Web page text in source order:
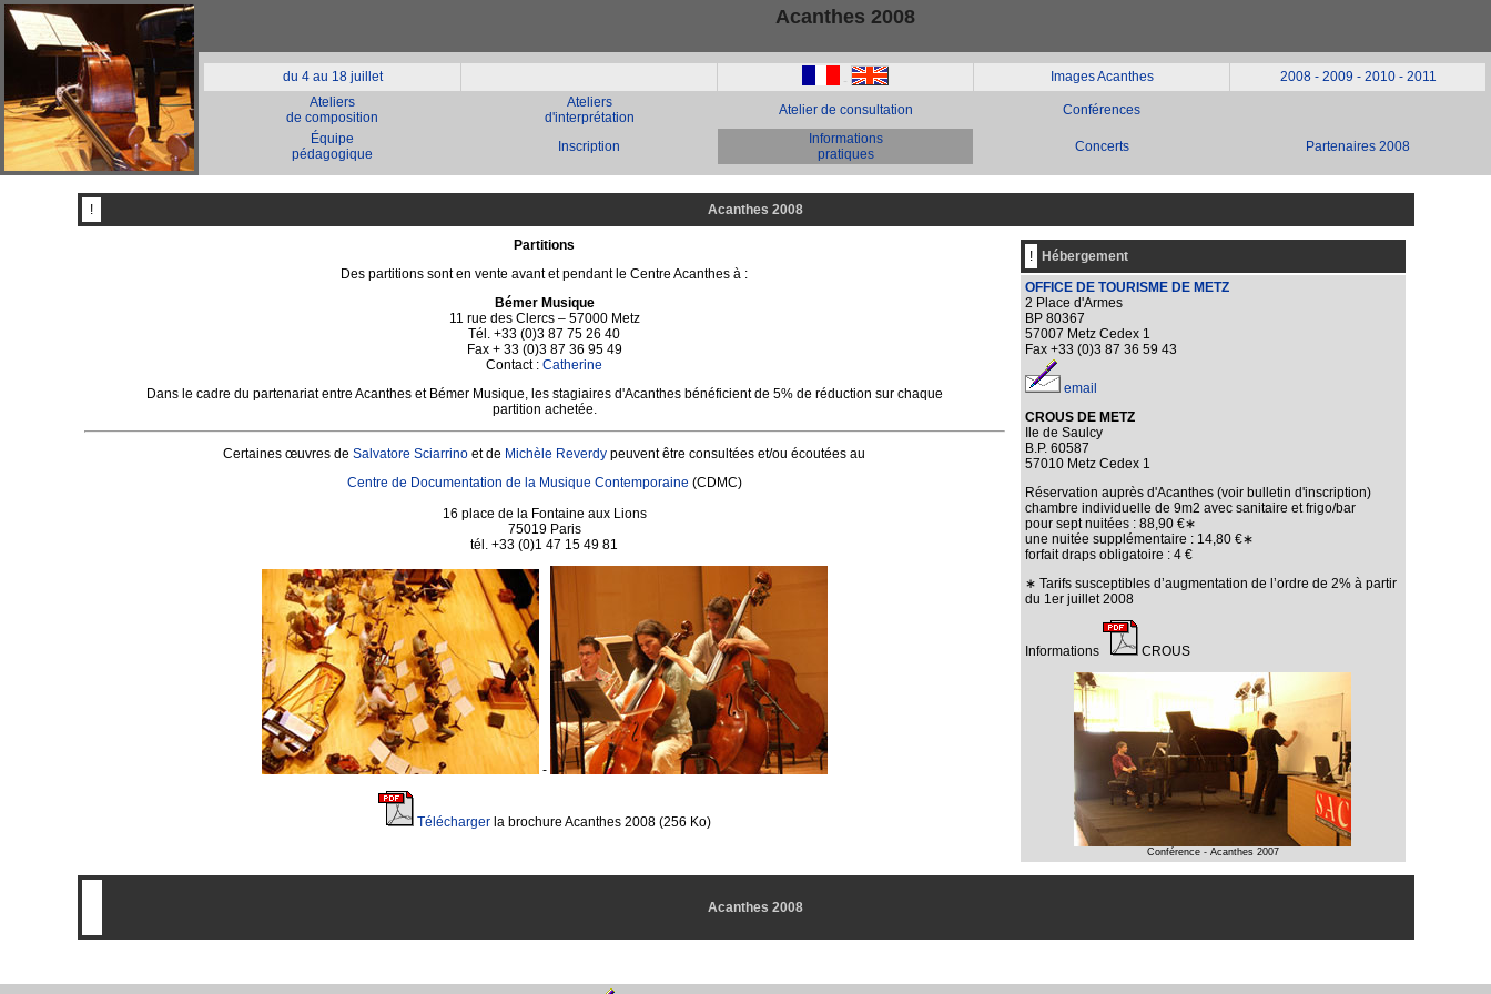
Acanthes 2008
du 4 au 18 juillet - Images Acanthes 2008- 2009 - 2010- 2011
Ateliers
de composition
Ateliers
d'interprétation
Atelier de consultation
Conférences
Équipe
pédagogique
Inscription
Informations
pratiques
Concerts Partenaires 2008
! Acanthes 2008
Partitions
Des partitions sont en vente avant et pendant le Centre Acanthes à :
Bémer Musique
11 rue des Clercs – 57000 Metz
Tél. +33 (0)3 87 75 26 40
Fax + 33 (0)3 87 36 95 49
Contact : Catherine
Dans le cadre du partenariat entre Acanthes et Bémer Musique, les stagiaires d'Acanthes bénéficient de 5% de réduction sur chaque
partition achetée.
Certaines œuvres de Salvatore Sciarrino et de Michèle Reverdy peuvent être consultées et/ou écoutées au
Centre de Documentation de la Musique Contemporaine (CDMC)
16 place de la Fontaine aux Lions
75019 Paris
tél. +33 (0)1 47 15 49 81
-
Téléchargerla brochure Acanthes 2008 (256 Ko)
!
Hébergement
OFFICE DE TOURISME DE METZ
2 Place d'Armes
BP 80367
57007 Metz Cedex 1
Fax +33 (0)3 87 36 59 43
email
CROUS DE METZ
Ile de Saulcy
B.P. 60587
57010 Metz Cedex 1
Réservation auprès d'Acanthes (voir bulletin d'inscription)
chambre individuelle de 9m2 avec sanitaire et frigo/bar
pour sept nuitées : 88,90 €∗
une nuitée supplémentaire : 14,80 €∗
forfait draps obligatoire : 4 €
∗ Tarifs susceptibles d’augmentation de l’ordre de 2% à partir
du 1er juillet 2008
Informations CROUS
Conférence - Acanthes 2007
Acanthes 2008